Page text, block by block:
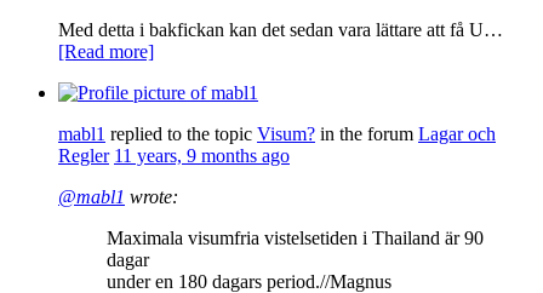
Med detta i bakfickan kan det sedan vara lättare att få U…
[Read more]
mabl1 replied to the topic Visum? in the forum Lagar och
Regler 11 years, 9 months ago
@mabl1 wrote:
Maximala visumfria vistelsetiden i Thailand är 90
dagar
under en 180 dagars period.//Magnus